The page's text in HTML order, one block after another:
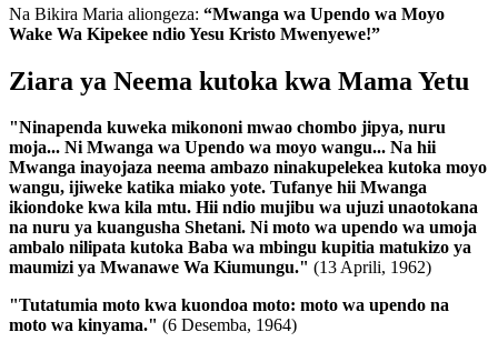
Na Bikira Maria aliongeza: “Mwanga wa Upendo wa Moyo
Wake Wa Kipekee ndio Yesu Kristo Mwenyewe!”
Ziara ya Neema kutoka kwa Mama Yetu
"Ninapenda kuweka mikononi mwao chombo jipya, nuru
moja... Ni Mwanga wa Upendo wa moyo wangu... Na hii
Mwanga inayojaza neema ambazo ninakupelekea kutoka moyo
wangu, ijiweke katika miako yote. Tufanye hii Mwanga
ikiondoke kwa kila mtu. Hii ndio mujibu wa ujuzi unaotokana
na nuru ya kuangusha Shetani. Ni moto wa upendo wa umoja
ambalo nilipata kutoka Baba wa mbingu kupitia matukizo ya
maumizi ya Mwanawe Wa Kiumungu." (13 Aprili, 1962)
"Tutatumia moto kwa kuondoa moto: moto wa upendo na
moto wa kinyama." (6 Desemba, 1964)